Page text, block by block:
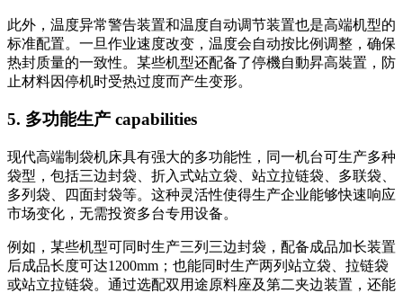
此外，温度异常警告装置和温度自动调节装置也是高端机型的
标准配置。一旦作业速度改变，温度会自动按比例调整，确保
热封质量的一致性。某些机型还配备了停機自動昇高裝置，防
止材料因停机时受热过度而产生变形。
5. 多功能生产 capabilities
现代高端制袋机床具有强大的多功能性，同一机台可生产多种
袋型，包括三边封袋、折入式站立袋、站立拉链袋、多联袋、
多列袋、四面封袋等。这种灵活性使得生产企业能够快速响应
市场变化，无需投资多台专用设备。
例如，某些机型可同时生产三列三边封袋，配备成品加长装置
后成品长度可达1200mm；也能同时生产两列站立袋、拉链袋
或站立拉链袋。通过选配双用途原料座及第二夹边装置，还能